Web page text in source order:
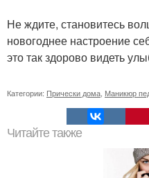
Не ждите, становитесь
новогоднее настроение
это так здорово видеть
Категории: Прически дома, Маникюр
Читайте также